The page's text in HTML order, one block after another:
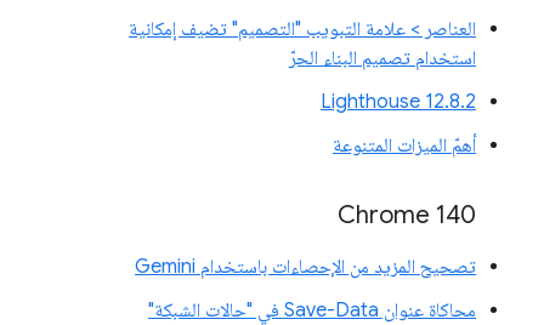
العناصر > علامة التبويب "التصميم" تضيف إمكانية
استخدام تصميم البناء الحرّ
‫Lighthouse 12.8.2
أهمّ الميزات المتنوعة
Chrome 140
تصحيح المزيد من الإحصاءات باستخدام Gemini
محاكاة عنوان Save-Data في "حالات الشبكة"